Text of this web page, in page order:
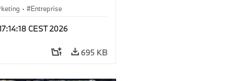
· Entreprise
CEST 2026
695 KB